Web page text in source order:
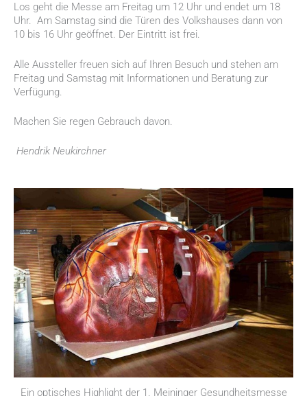
Los geht die Messe am Freitag um 12 Uhr und endet um 18
Uhr. Am Samstag sind die Türen des Volkshauses dann von
10 bis 16 Uhr geöffnet. Der Eintritt ist frei.
Alle Aussteller freuen sich auf Ihren Besuch und stehen am
Freitag und Samstag mit Informationen und Beratung zur
Verfügung.
Machen Sie regen Gebrauch davon.
Hendrik Neukirchner
Ein optisches Highlight der 1. Meininger Gesundheitsmesse